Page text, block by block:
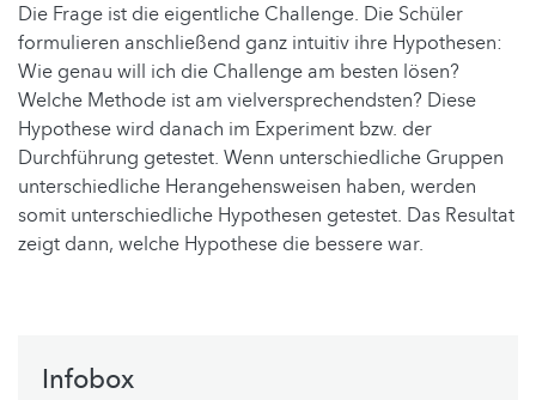
Die Frage ist die eigentliche Challenge. Die Schüler
formulieren anschließend ganz intuitiv ihre Hypothesen:
Wie genau will ich die Challenge am besten lösen?
Welche Methode ist am vielversprechendsten? Diese
Hypothese wird danach im Experiment bzw. der
Durchführung getestet. Wenn unterschiedliche Gruppen
unterschiedliche Herangehensweisen haben, werden
somit unterschiedliche Hypothesen getestet. Das Resultat
zeigt dann, welche Hypothese die bessere war.
Infobox